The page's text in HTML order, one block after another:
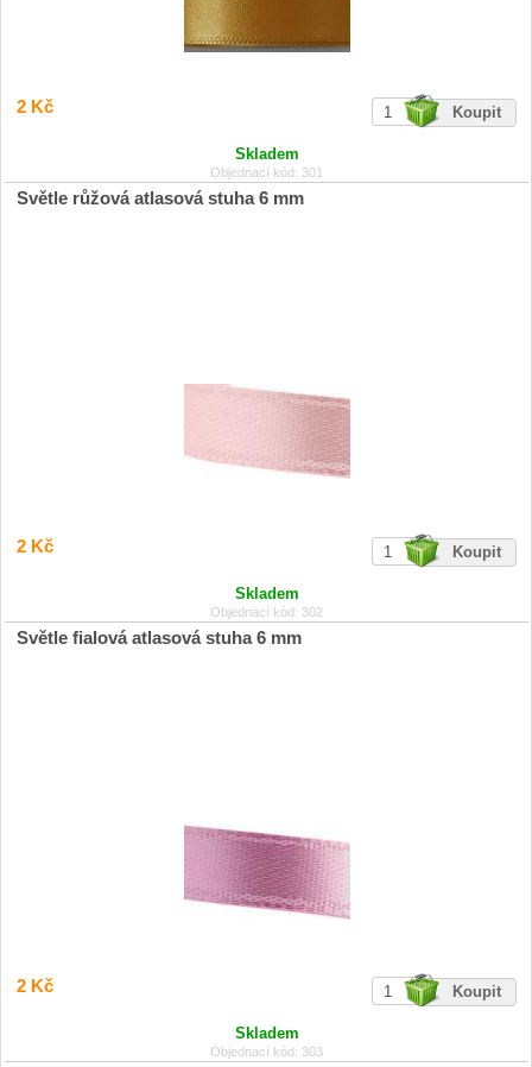
2 Kč
Skladem
Objednací kód: 301
Světle růžová atlasová stuha 6 mm
2 Kč
Skladem
Objednací kód: 302
Světle fialová atlasová stuha 6 mm
2 Kč
Skladem
Objednací kód: 303